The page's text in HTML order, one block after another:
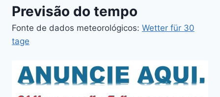
Previsão do tempo
Fonte de dados meteorológicos: Wetter für 30
tage